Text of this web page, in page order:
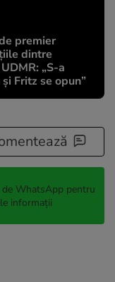
premier
dintre
„S-a
Fritz se opun”
WhatsApp pentru
informații